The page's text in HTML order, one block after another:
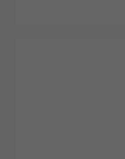
ภายในเครือข่า
ปลอดภัยของระ
เครือข่ายย่อย